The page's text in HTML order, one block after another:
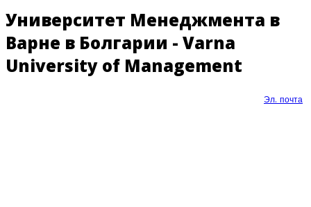
Университет Менеджмента в
Варне в Болгарии - Varna
University of Management
Эл. почта